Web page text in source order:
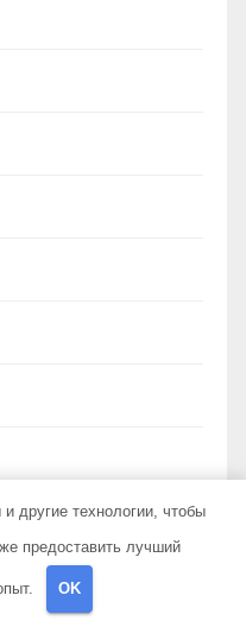
другие технологии, чтобы
предоставить лучший
OK